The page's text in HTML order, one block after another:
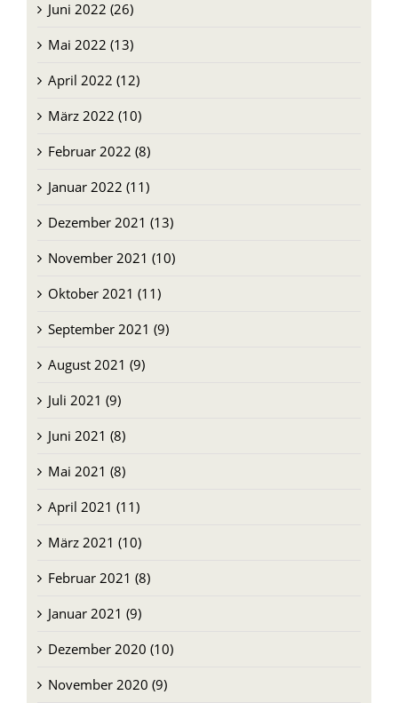
Juli 2022 (11)
Juni 2022 (26)
Mai 2022 (13)
April 2022 (12)
März 2022 (10)
Februar 2022 (8)
Januar 2022 (11)
Dezember 2021 (13)
November 2021 (10)
Oktober 2021 (11)
September 2021 (9)
August 2021 (9)
Juli 2021 (9)
Juni 2021 (8)
Mai 2021 (8)
April 2021 (11)
März 2021 (10)
Februar 2021 (8)
Januar 2021 (9)
Dezember 2020 (10)